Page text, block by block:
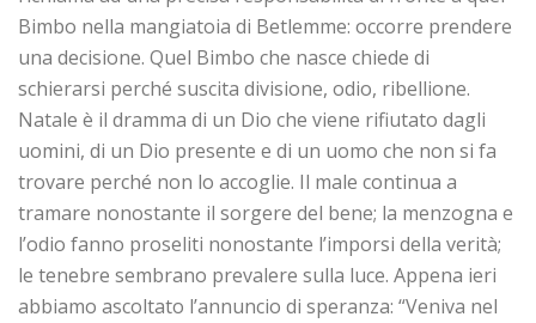
Bimbo nella mangiatoia di Betlemme: occorre prendere
una decisione. Quel Bimbo che nasce chiede di
schierarsi perché suscita divisione, odio, ribellione.
Natale è il dramma di un Dio che viene rifiutato dagli
uomini, di un Dio presente e di un uomo che non si fa
trovare perché non lo accoglie. Il male continua a
tramare nonostante il sorgere del bene; la menzogna e
l’odio fanno proseliti nonostante l’imporsi della verità;
le tenebre sembrano prevalere sulla luce. Appena ieri
abbiamo ascoltato l’annuncio di speranza: “Veniva nel